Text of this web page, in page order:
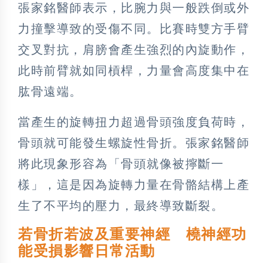
張家銘醫師表示，比腕力與一般跌倒或外
力撞擊導致的受傷不同。比賽時雙方手臂
交叉對抗，肩膀會產生強烈的內旋動作，
此時前臂就如同槓桿，力量會高度集中在
肱骨遠端。
當產生的旋轉扭力超過骨頭強度負荷時，
骨頭就可能發生螺旋性骨折。張家銘醫師
將此現象形容為「骨頭就像被擰斷一
樣」，這是因為旋轉力量在骨骼結構上產
生了不平均的壓力，最終導致斷裂。
若骨折若波及重要神經 橈神經功
能受損影響日常活動